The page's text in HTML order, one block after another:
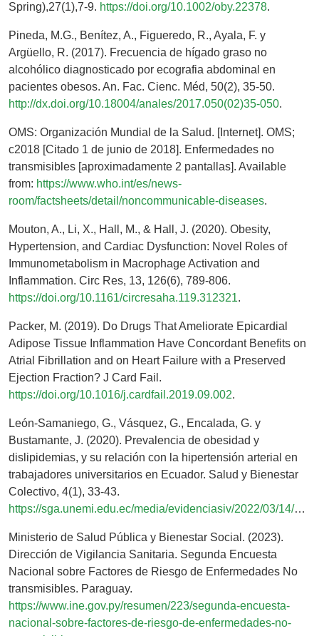
Spring),27(1),7-9. https://doi.org/10.1002/oby.22378.
Pineda, M.G., Benítez, A., Figueredo, R., Ayala, F. y
Argüello, R. (2017). Frecuencia de hígado graso no
alcohólico diagnosticado por ecografia abdominal en
pacientes obesos. An. Fac. Cienc. Méd, 50(2), 35-50.
http://dx.doi.org/10.18004/anales/2017.050(02)35-050.
OMS: Organización Mundial de la Salud. [Internet]. OMS;
c2018 [Citado 1 de junio de 2018]. Enfermedades no
transmisibles [aproximadamente 2 pantallas]. Available
from: https://www.who.int/es/news-
room/factsheets/detail/noncommunicable-diseases.
Mouton, A., Li, X., Hall, M., & Hall, J. (2020). Obesity,
Hypertension, and Cardiac Dysfunction: Novel Roles of
Immunometabolism in Macrophage Activation and
Inflammation. Circ Res, 13, 126(6), 789-806.
https://doi.org/10.1161/circresaha.119.312321.
Packer, M. (2019). Do Drugs That Ameliorate Epicardial
Adipose Tissue Inflammation Have Concordant Benefits on
Atrial Fibrillation and on Heart Failure with a Preserved
Ejection Fraction? J Card Fail.
https://doi.org/10.1016/j.cardfail.2019.09.002.
León-Samaniego, G., Vásquez, G., Encalada, G. y
Bustamante, J. (2020). Prevalencia de obesidad y
dislipidemias, y su relación con la hipertensión arterial en
trabajadores universitarios en Ecuador. Salud y Bienestar
Colectivo, 4(1), 33-43.
https://sga.unemi.edu.ec/media/evidenciasiv/2022/03/14/articulo_202231415256.pdf
Ministerio de Salud Pública y Bienestar Social. (2023).
Dirección de Vigilancia Sanitaria. Segunda Encuesta
Nacional sobre Factores de Riesgo de Enfermedades No
transmisibles. Paraguay.
https://www.ine.gov.py/resumen/223/segunda-encuesta-
nacional-sobre-factores-de-riesgo-de-enfermedades-no-